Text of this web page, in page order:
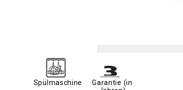
Spülmaschine
Garantie (in